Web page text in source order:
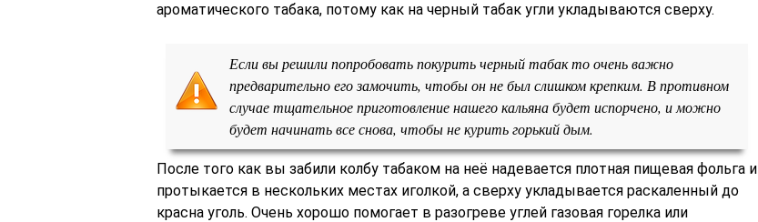
ароматического табака, потому как на черный табак угли укладываются сверху.
Если вы решили попробовать покурить черный табак то очень важно
предварительно его замочить, чтобы он не был слишком крепким. В противном
случае тщательное приготовление нашего кальяна будет испорчено, и можно
будет начинать все снова, чтобы не курить горький дым.
После того как вы забили колбу табаком на неё надевается плотная пищевая фольга и
протыкается в нескольких местах иголкой, а сверху укладывается раскаленный до
красна уголь. Очень хорошо помогает в разогреве углей газовая горелка или